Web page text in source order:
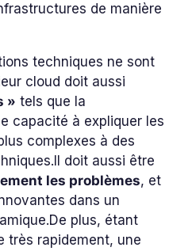
de manière
techniques ne sont
cloud doit aussi
» tels que la
capacité à expliquer les
complexes à des
Il doit aussi être
les problèmes, et
dans un
De plus, étant
très rapidement, une